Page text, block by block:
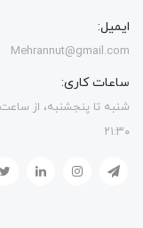
ایمیل:
Mehrannut@gmail.com
ساعات کاری:
۲۱:۳۰